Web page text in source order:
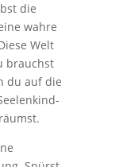
die
wahre
Welt
brauchst
du auf die